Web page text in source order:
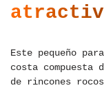
Este pequeño
costa compuesta
de rincones